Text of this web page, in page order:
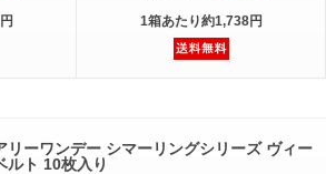
1箱あたり約1,738円
リーワンデー シマーリングシリーズ ヴィー
ルト 10枚入り